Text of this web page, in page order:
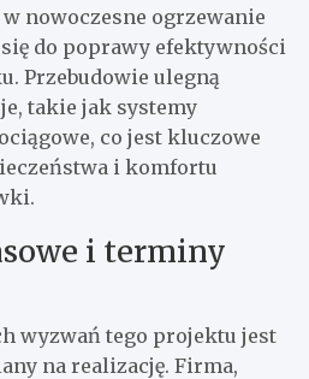
nowoczesne ogrzewanie
do poprawy efektywności
Przebudowie ulegną
takie jak systemy
co jest kluczowe
i komfortu
i terminy
wyzwań tego projektu jest
na realizację. Firma,